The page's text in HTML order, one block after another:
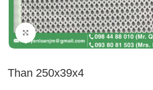
Click to enlarge
Than 250x39x4